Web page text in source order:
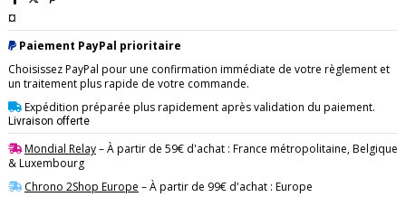
¤
Paiement PayPal prioritaire
Choisissez PayPal pour une confirmation immédiate de votre règlement et
un traitement plus rapide de votre commande.
Expédition préparée plus rapidement après validation du paiement.
Livraison offerte
Mondial Relay– À partir de 59€ d'achat : France métropolitaine, Belgique
& Luxembourg
Chrono 2Shop Europe – À partir de 99€ d'achat : Europe